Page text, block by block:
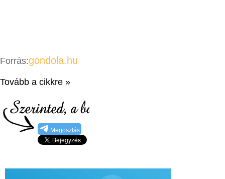
Forrás:gondola.hu
Tovább a cikkre »
Megosztás